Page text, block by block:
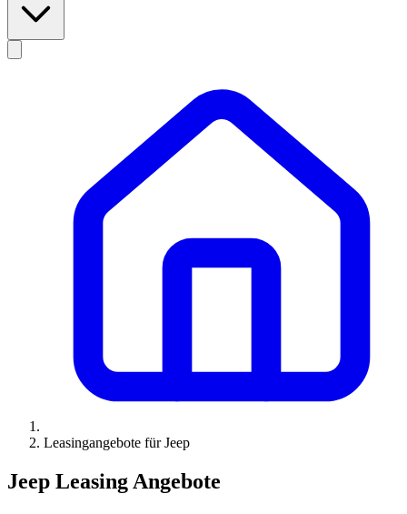
Leasingangebote für Jeep
Jeep Leasing Angebote